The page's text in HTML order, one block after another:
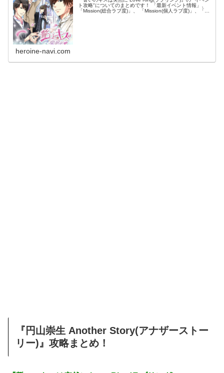
ト攻略"についてのまとめです！ 「最新イベント情報」、
「Mission(総合ラブ度)」、 「Mission(個人ラブ度)」、「選
heroine-navi.com
『円山崇生 Another Story(アナザーストー
リー)』攻略まとめ！